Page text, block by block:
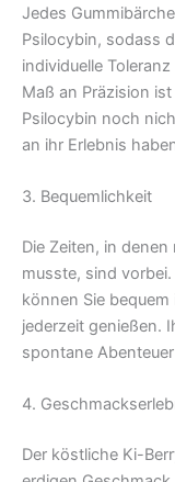
Jedes
Psilocybin, sodass
individuelle
Maß an Präzision
Psilocybin noch
an ihr Erlebnis
3. Bequemlichkeit
Die Zeiten, in
musste, sind
können Sie
jederzeit genießen.
spontane
4.
Der köstliche Ki-